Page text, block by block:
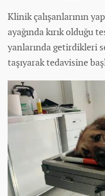
Klinik çalışanlarının
ayağında kırık olduğu
yanlarında getirdikleri
taşıyarak tedavisine